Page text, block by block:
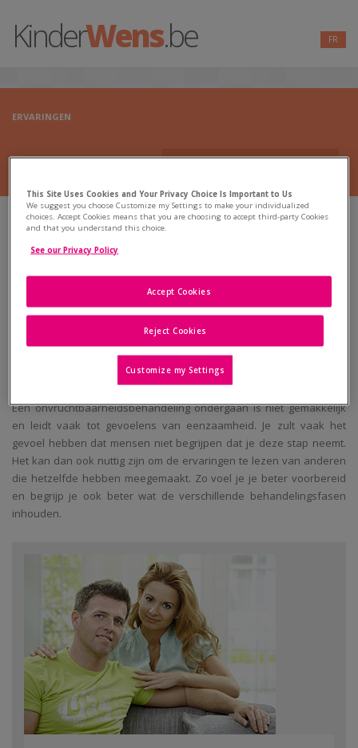
KinderWens.be FR
ERVARINGEN
Ervaringen van patiëntes
Ervaringen
Een onvruchtbaarheidsbehandeling ondergaan is niet gemakkelijk
en leidt vaak tot gevoelens van eenzaamheid. Je zult vaak het
gevoel hebben dat mensen niet begrijpen dat je deze stap neemt.
Het kan dan ook nuttig zijn om de ervaringen te lezen van anderen
die hetzelfde hebben meegemaakt. Zo voel je je beter voorbereid
en begrijp je ook beter wat de verschillende behandelingsfasen
inhouden.
This Site Uses Cookies and Your Privacy Choice Is Important to Us
We suggest you choose Customize my Settings to make your individualized
choices. Accept Cookies means that you are choosing to accept third-party Cookies
and that you understand this choice.
See our Privacy Policy
Reject Cookies
Accept Cookies
Customize my Settings